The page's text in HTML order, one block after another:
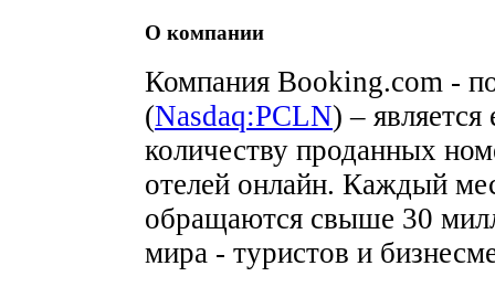
О компании
Компания Booking.com -
(Nasdaq:PCLN) –
количеству проданных
отелей онлайн. Каждый
обращаются свыше 30
мира - туристов и